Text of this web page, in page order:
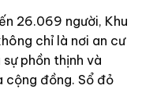
26.069 người, Khu
chỉ là nơi an cư
phồn thịnh và
cộng đồng. Sổ đỏ